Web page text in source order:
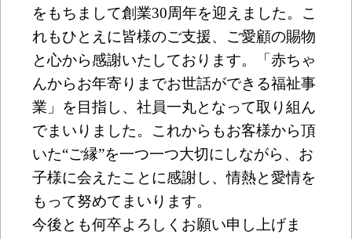
をもちまして創業30周年を迎えました。こ
れもひとえに皆様のご支援、ご愛顧の賜物
と心から感謝いたしております。「赤ちゃ
んからお年寄りまでお世話ができる福祉事
業」を目指し、社員一丸となって取り組ん
でまいりました。これからもお客様から頂
いた“ご縁”を一つ一つ大切にしながら、お
子様に会えたことに感謝し、情熱と愛情を
もって努めてまいります。
今後とも何卒よろしくお願い申し上げま